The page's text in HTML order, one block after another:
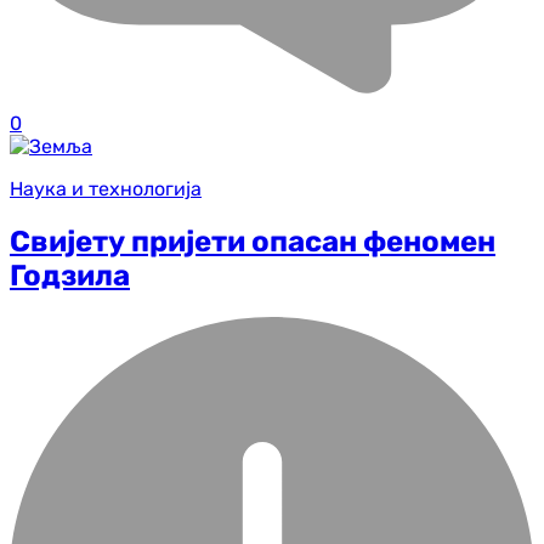
0
Наука и технологија
Свијету пријети опасан феномен
Годзила